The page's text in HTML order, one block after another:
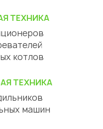
ТЕХНИКА
котлов
ТЕХНИКА
машин